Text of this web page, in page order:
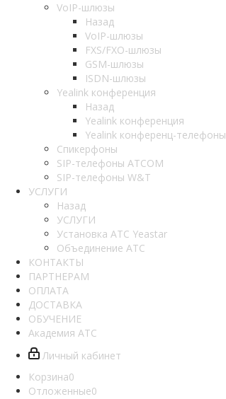
VoIP-шлюзы
Назад
VoIP-шлюзы
FXS/FXO-шлюзы
GSM-шлюзы
ISDN-шлюзы
Yealink конференция
Назад
Yealink конференция
Yealink конференц-телефоны
Спикерфоны
SIP-телефоны ATCOM
SIP-телефоны W&T
УСЛУГИ
Назад
УСЛУГИ
Установка АТС Yeastar
Объединение АТС
КОНТАКТЫ
ПАРТНЕРАМ
ОПЛАТА
ДОСТАВКА
ОБУЧЕНИЕ
Академия АТС
Личный кабинет
Корзина0
Отложенные0